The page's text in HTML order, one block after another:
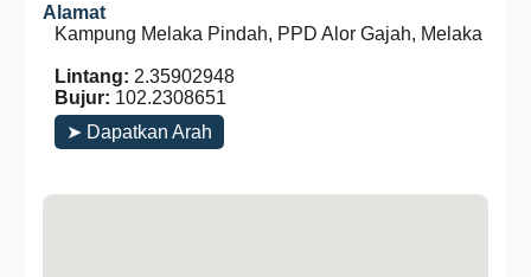
Alamat
Kampung Melaka Pindah, PPD Alor Gajah, Melaka
Lintang: 2.35902948
Bujur: 102.2308651
➤ Dapatkan Arah